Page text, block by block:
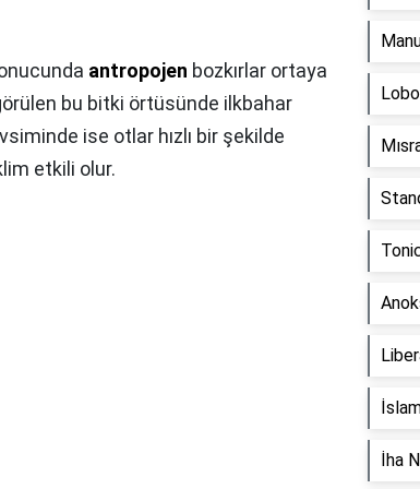
antropojen bozkırlar ortaya
bu bitki örtüsünde ilkbahar
ise otlar hızlı bir şekilde
etkili olur.
İha